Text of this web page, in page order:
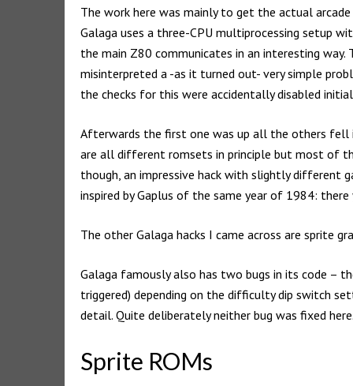
The work here was mainly to get the actual
Galaga uses a three-CPU multiprocessing setup
the main Z80 communicates in an interesting
misinterpreted a -as it turned out- very simple
the checks for this were accidentally disabled
Afterwards the first one was up all the others fell
are all different romsets in principle but most of
though, an impressive hack with slightly different
inspired by Gaplus of the same year of 1984:
The other Galaga hacks I came across are sprite
Galaga famously also has two bugs in its code –
triggered) depending on the difficulty dip switch
detail. Quite deliberately neither bug was fixed
Sprite ROMs